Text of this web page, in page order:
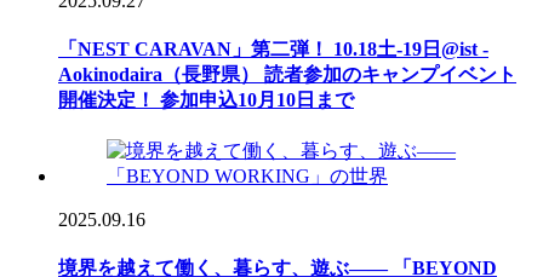
「NEST CARAVAN」第二弾！ 10.18土-19日@ist -
Aokinodaira（長野県） 読者参加のキャンプイベント
開催決定！ 参加申込10月10日まで
2025.09.16
境界を越えて働く、暮らす、遊ぶ―― 「BEYOND